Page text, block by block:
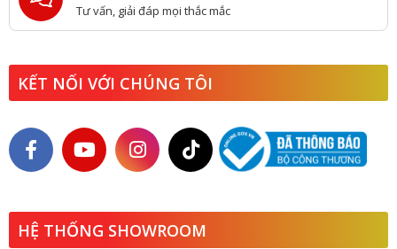
Tư vấn, giải đáp mọi thắc mắc
KẾT NỐI VỚI CHÚNG TÔI
HỆ THỐNG SHOWROOM